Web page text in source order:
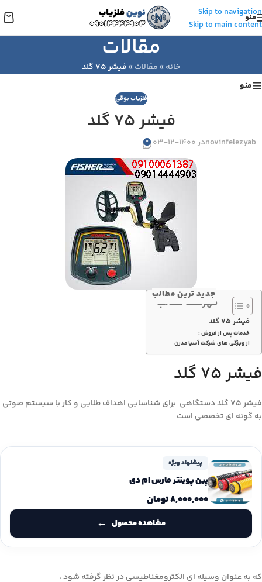
Skip to navigation
Skip to main content
منو
مقالات
خانه » مقالات » فیشر ۷۵ گلد
منو
فلزیاب بوقی
فیشر ۷۵ گلد
novinfelezyabدر 1400-12-03 0
جدید ترین مطالب
فهرست مطالب
فیشر ۷۵ گلد
خدمات پس از فروش :
از ویژگی های شرکت آسیا مدرن
فیشر ۷۵ گلد
فیشر ۷۵ گلد دستگاهی برای شناسایی اهداف طلایی و کار با سیستم صوتی
به گونه ای تخصصی است
پیشنهاد ویژه
پین پوینتر مارس ام دی
۸,۰۰۰,۰۰۰تومان
مشاهده محصول
که به عنوان وسیله ای الکترومغناطیسی در نظر گرفته شود ،